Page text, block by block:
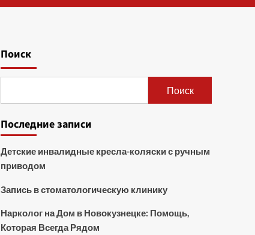
Поиск
Поиск
Последние записи
Детские инвалидные кресла-коляски с ручным
приводом
Запись в стоматологическую клинику
Нарколог на Дом в Новокузнецке: Помощь,
Которая Всегда Рядом